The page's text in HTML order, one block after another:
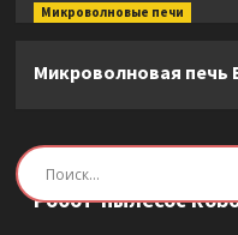
Микроволновые печи
Микроволновая печь
Пылесосы
Робот-пылесос